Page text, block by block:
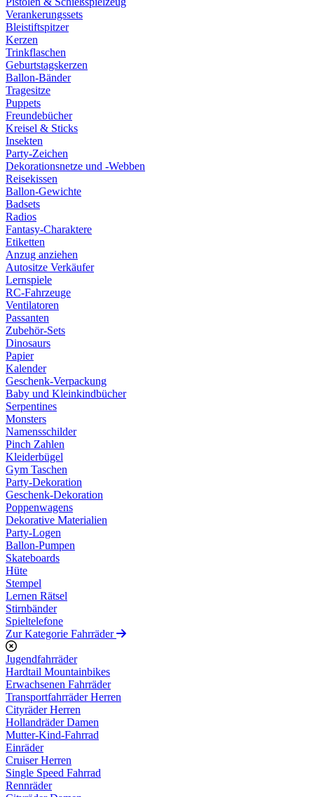
Verankerungssets
Bleistiftspitzer
Kerzen
Trinkflaschen
Geburtstagskerzen
Ballon-Bänder
Tragesitze
Puppets
Freundebücher
Kreisel & Sticks
Insekten
Party-Zeichen
Dekorationsnetze und -Webben
Reisekissen
Ballon-Gewichte
Badsets
Radios
Fantasy-Charaktere
Etiketten
Anzug anziehen
Autositze Verkäufer
Lernspiele
RC-Fahrzeuge
Ventilatoren
Passanten
Zubehör-Sets
Dinosaurs
Papier
Kalender
Geschenk-Verpackung
Baby und Kleinkindbücher
Serpentines
Monsters
Namensschilder
Pinch Zahlen
Kleiderbügel
Gym Taschen
Party-Dekoration
Geschenk-Dekoration
Poppenwagens
Dekorative Materialien
Party-Logen
Ballon-Pumpen
Skateboards
Hüte
Stempel
Lernen Rätsel
Stirnbänder
Spieltelefone
Zur Kategorie Fahrräder
Jugendfahrräder
Hardtail Mountainbikes
Erwachsenen Fahrräder
Transportfahrräder Herren
Cityräder Herren
Hollandräder Damen
Mutter-Kind-Fahrrad
Einräder
Cruiser Herren
Single Speed Fahrrad
Rennräder